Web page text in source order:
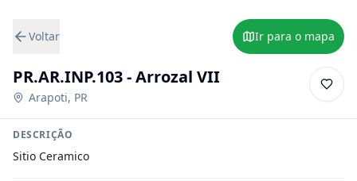
Voltar Ir para o mapa
PR.AR.INP.103 - Arrozal VII
Arapoti, PR
DESCRIÇÃO
Sitio Ceramico